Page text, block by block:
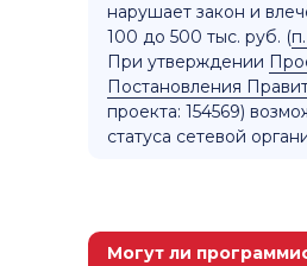
Могут ли
нарушает закон и
100 до 500 тыс. руб. (
При утверждении П
Постановления П
проекта: 154569)
статуса сетевой